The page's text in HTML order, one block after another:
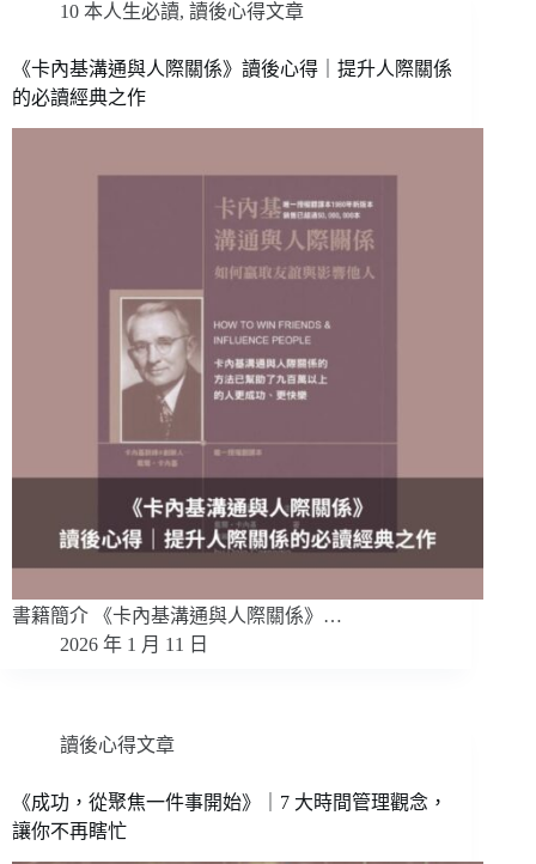
10 本人生必讀, 讀後心得文章
《卡內基溝通與人際關係》讀後心得｜提升人際關係
的必讀經典之作
書籍簡介 《卡內基溝通與人際關係》…
2026 年 1 月 11 日
讀後心得文章
《成功，從聚焦一件事開始》｜7 大時間管理觀念，
讓你不再瞎忙